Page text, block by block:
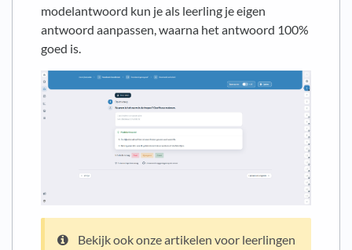
modelantwoord kun je als leerling je eigen
antwoord aanpassen, waarna het antwoord 100%
goed is.
Bekijk ook onze artikelen voor leerlingen